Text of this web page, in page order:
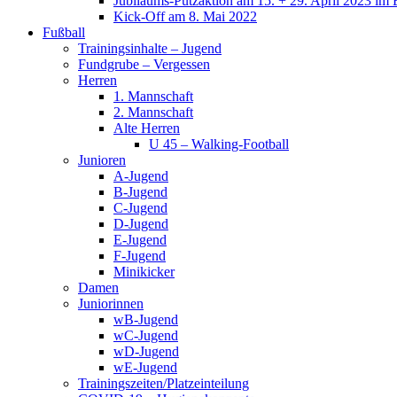
Kick-Off am 8. Mai 2022
Fußball
Trainingsinhalte – Jugend
Fundgrube – Vergessen
Herren
1. Mannschaft
2. Mannschaft
Alte Herren
U 45 – Walking-Football
Junioren
A-Jugend
B-Jugend
C-Jugend
D-Jugend
E-Jugend
F-Jugend
Minikicker
Damen
Juniorinnen
wB-Jugend
wC-Jugend
wD-Jugend
wE-Jugend
Trainingszeiten/Platzeinteilung